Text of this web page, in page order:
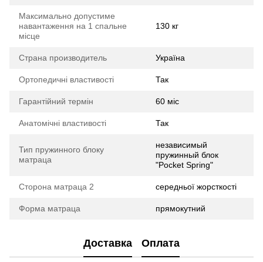
Максимально допустиме
навантаження на 1 спальне
місце
130 кг
Страна производитель Україна
Ортопедичні властивості Так
Гарантійний термін 60 міс
Анатомічні властивості Так
Тип пружинного блоку
матраца
независимый
пружинный блок
"Pocket Spring"
Сторона матраца 2 середньої жорсткості
Форма матраца прямокутний
Доставка Оплата